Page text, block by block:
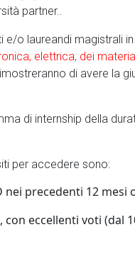
partner..
e/o laureandi magistrali in
elettrica, dei
di avere la
di internship della
per accedere sono:
precedenti 12 mesi
eccellenti voti (dal